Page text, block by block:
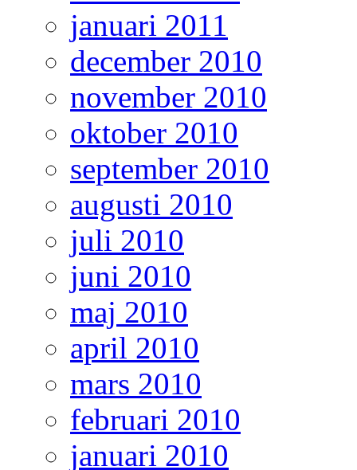
januari 2011
december 2010
november 2010
oktober 2010
september 2010
augusti 2010
juli 2010
juni 2010
maj 2010
april 2010
mars 2010
februari 2010
januari 2010